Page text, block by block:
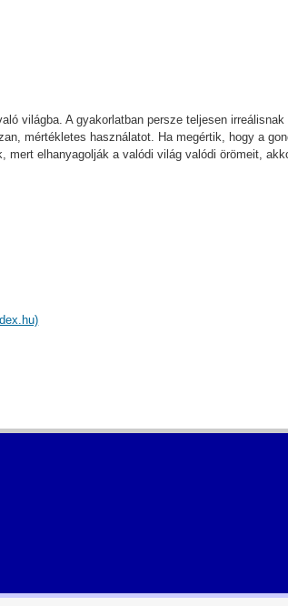
világba. A gyakorlatban persze teljesen
mértékletes használatot. Ha megértik, hogy a
elhanyagolják a valódi világ valódi örömeit,